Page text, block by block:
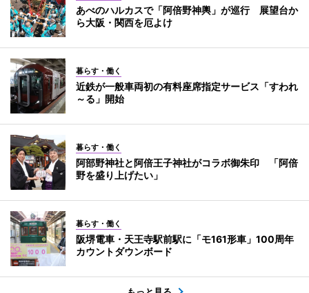
あべのハルカスで「阿倍野神輿」が巡行 展望台か
ら大阪・関西を厄よけ
暮らす・働く
近鉄が一般車両初の有料座席指定サービス「すわれ
～る」開始
暮らす・働く
阿部野神社と阿倍王子神社がコラボ御朱印 「阿倍
野を盛り上げたい」
暮らす・働く
阪堺電車・天王寺駅前駅に「モ161形車」100周年
カウントダウンボード